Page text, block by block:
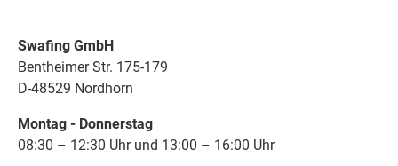
Swafing GmbH
Bentheimer Str. 175-179
D-48529 Nordhorn
Montag - Donnerstag
08:30 – 12:30 Uhr und 13:00 – 16:00 Uhr